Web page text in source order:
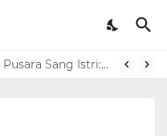
Pesan Haru Pesulap Merah di Pusara Sang Istri: Sekarang Kamu Enggak Perlu Sakit Disuntik Lagi
Raffi Ahmad Masih di LN, Kirim Rp 1 M ke Jeje Buat Korban Longsor Bandung Barat